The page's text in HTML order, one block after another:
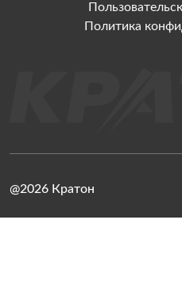
Политика
@2026 Кратон